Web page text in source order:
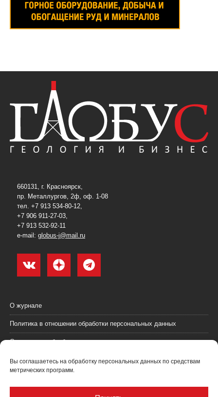
Вы соглашаетесь на обработку персональных данных по средствам
метрических программ.
660131, г. Красноярск,
пр. Металлургов, 2ф, оф. 1-08
тел. +7 913 534-80-12,
+7 906 911-27-03,
+7 913 532-92-11
e-mail: globus-j@mail.ru
О журнале
Политика в отношении обработки персональных данных
Согласие на обработку персональных данных
Пользовательское соглашение (оферта)